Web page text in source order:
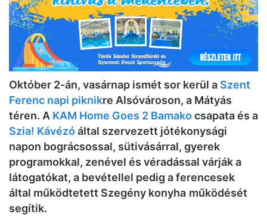
Október 2-án, vasárnap ismét sor kerül a Szent
Ferenc napi piknikre Alsóvároson, a Mátyás
téren. A KAM Home Goes 2 Bamakocsapata és a
Szia! Kávézóáltal szervezett jótékonysági
napon bográcsossal, sütivásárral, gyerek
programokkal, zenével és véradással várják a
látogatókat, a bevétellel pedig a ferencesek
által működtetett Szegény konyha működését
segítik.